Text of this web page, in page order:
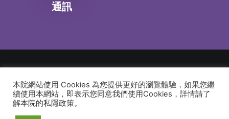
通訊
© 2026 建道神學院Alliance Bible Seminary. All rights reserved
本院網站使用 Cookies 為您提供更好的瀏覽體驗，如果您繼
續使用本網站，即表示您同意我們使用Cookies，詳情請了
解本院的私隱政策。